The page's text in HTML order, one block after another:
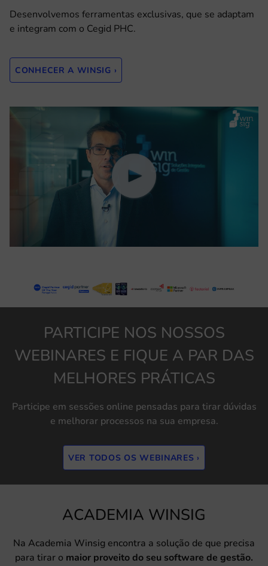
Desenvolvemos ferramentas exclusivas, que se adaptam
e integram com o Cegid PHC.
CONHECER A WINSIG ›
PARTICIPE NOS NOSSOS
WEBINARES E FIQUE A PAR DAS
MELHORES PRÁTICAS
Participe em sessões online pensadas para tirar dúvidas
e melhorar processos na sua empresa.
VER TODOS OS WEBINARES ›
ACADEMIA WINSIG
Na Academia Winsig encontra a solução de que precisa
para tirar o maior proveito do seu software de gestão.